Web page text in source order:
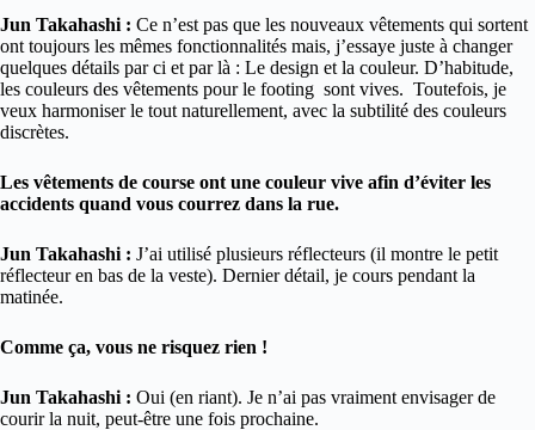
Jun Takahashi : Ce n’est pas que les nouveaux vêtements qui sortent
ont toujours les mêmes fonctionnalités mais, j’essaye juste à changer
quelques détails par ci et par là : Le design et la couleur. D’habitude,
les couleurs des vêtements pour le footing sont vives. Toutefois, je
veux harmoniser le tout naturellement, avec la subtilité des couleurs
discrètes.
Les vêtements de course ont une couleur vive afin d’éviter les
accidents quand vous courrez dans la rue.
Jun Takahashi : J’ai utilisé plusieurs réflecteurs (il montre le petit
réflecteur en bas de la veste). Dernier détail, je cours pendant la
matinée.
Comme ça, vous ne risquez rien !
Jun Takahashi : Oui (en riant). Je n’ai pas vraiment envisager de
courir la nuit, peut-être une fois prochaine.